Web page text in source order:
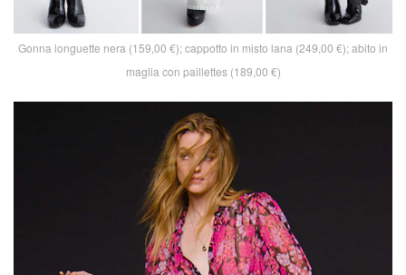
Gonna longuette nera (159,00 €); cappotto in misto lana (249,00 €); abito in
maglia con paillettes (189,00 €)